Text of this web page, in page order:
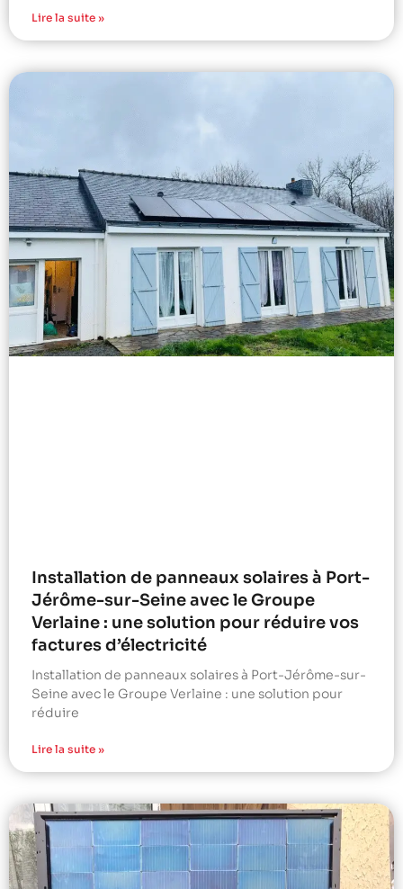
Lire la suite »
Installation de panneaux solaires à Port-
Jérôme-sur-Seine avec le Groupe
Verlaine : une solution pour réduire vos
factures d’électricité
Installation de panneaux solaires à Port-Jérôme-sur-
Seine avec le Groupe Verlaine : une solution pour
réduire
Lire la suite »